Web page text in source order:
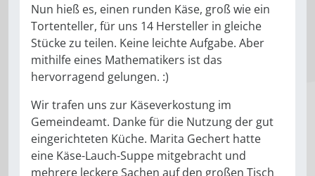
Nun hieß es, einen runden Käse, groß wie ein
Tortenteller, für uns 14 Hersteller in gleiche
Stücke zu teilen. Keine leichte Aufgabe. Aber
mithilfe eines Mathematikers ist das
hervorragend gelungen. :)
Wir trafen uns zur Käseverkostung im
Gemeindeamt. Danke für die Nutzung der gut
eingerichteten Küche. Marita Gechert hatte
eine Käse-Lauch-Suppe mitgebracht und
mehrere leckere Sachen auf den großen Tisch